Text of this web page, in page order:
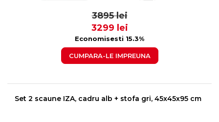
3895 lei
3299 lei
Economisesti 15.3%
CUMPARA-LE IMPREUNA
Set 2 scaune IZA, cadru alb + stofa gri, 45x45x95 cm